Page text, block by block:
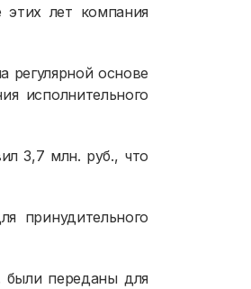
лет компания
регулярной основе
исполнительного
3,7 млн. руб., что
принудительного
были переданы для